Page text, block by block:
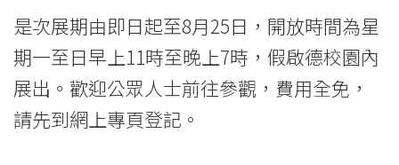
是次展期由即日起至8月25日，開放時間為星
期一至日早上11時至晚上7時，假啟德校園內
展出。歡迎公眾人士前往參觀，費用全免，
請先到網上專頁登記。